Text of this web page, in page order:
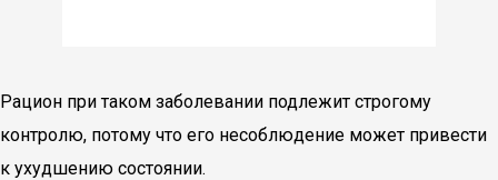
Рацион при таком заболевании подлежит строгому
контролю, потому что его несоблюдение может привести
к ухудшению состоянии.